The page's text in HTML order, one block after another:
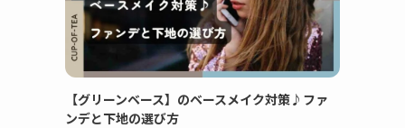
【グリーンベース】のベースメイク対策♪ファ
ンデと下地の選び方